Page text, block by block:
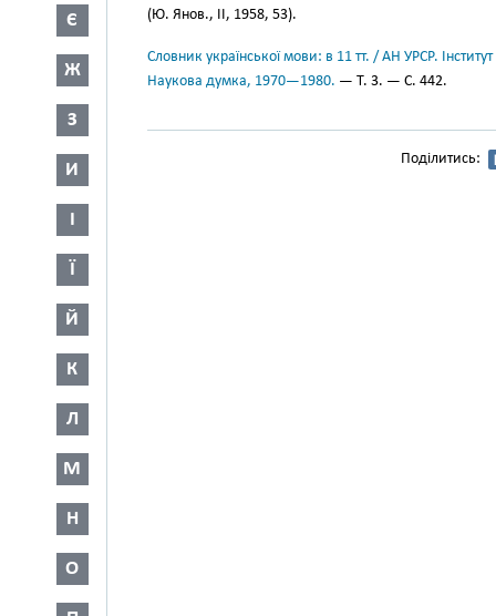
Є
Ж
З
И
І
Ї
Й
К
Л
М
Н
О
(Ю. Янов., II, 1958, 53).
Словник української мови: в 11 тт. / АН УРСР.
Наукова думка, 1970—1980. — Т. 3. — С. 442.
Поділитись: